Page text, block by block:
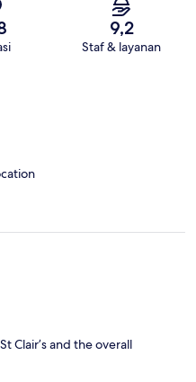
9,2
Staf & layanan
Clair’s and the overall